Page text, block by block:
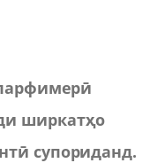
ширкатҳо
супориданд.